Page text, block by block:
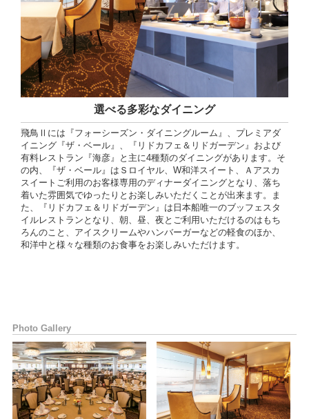
選べる多彩なダイニング
飛鳥Ⅱには『フォーシーズン・ダイニングルーム』、プレミアダ
イニング『ザ・ベール』、『リドカフェ＆リドガーデン』および
有料レストラン『海彦』と主に4種類のダイニングがあります。そ
の内、『ザ・ベール』はＳロイヤル、W和洋スイート、Ａアスカ
スイートご利用のお客様専用のディナーダイニングとなり、落ち
着いた雰囲気でゆったりとお楽しみいただくことが出来ます。ま
た、『リドカフェ＆リドガーデン』は日本船唯一のブッフェスタ
イルレストランとなり、朝、昼、夜とご利用いただけるのはもち
ろんのこと、アイスクリームやハンバーガーなどの軽食のほか、
和洋中と様々な種類のお食事をお楽しみいただけます。
Photo Gallery